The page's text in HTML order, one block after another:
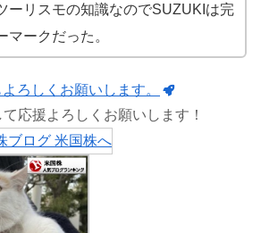
ーリスモの知識なのでSUZUKIは完
マークだった。
ろしくお願いします。
応援よろしくお願いします！